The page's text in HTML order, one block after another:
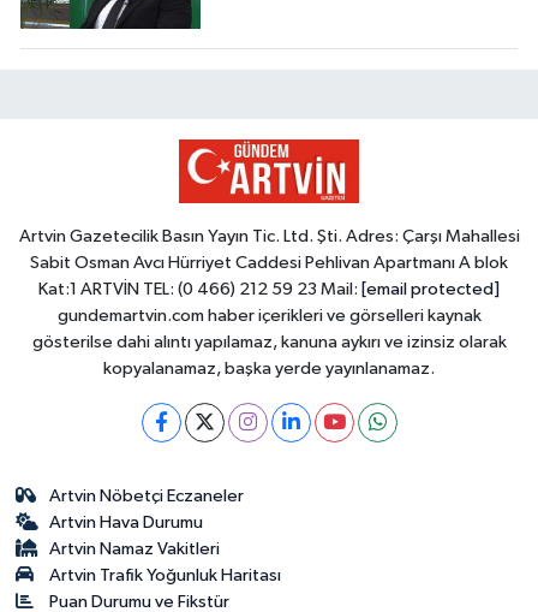
Artvin Gazetecilik Basın Yayın Tic. Ltd. Şti. Adres: Çarşı Mahallesi
Sabit Osman Avcı Hürriyet Caddesi Pehlivan Apartmanı A blok
Kat:1 ARTVİN TEL: (0 466) 212 59 23 Mail: [email protected]
gundemartvin.com haber içerikleri ve görselleri kaynak
gösterilse dahi alıntı yapılamaz, kanuna aykırı ve izinsiz olarak
kopyalanamaz, başka yerde yayınlanamaz.
Artvin Nöbetçi Eczaneler
Artvin Hava Durumu
Artvin Namaz Vakitleri
Artvin Trafik Yoğunluk Haritası
Puan Durumu ve Fikstür